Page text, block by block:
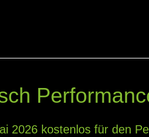
2026 kostenlos für den